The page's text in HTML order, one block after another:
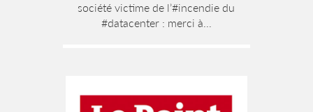
société victime de l’#incendie du
#datacenter : merci à...